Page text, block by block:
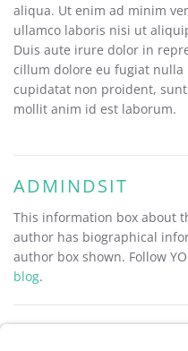
aliqua. Ut enim ad minim
ullamco laboris nisi ut
Duis aute irure dolor in
cillum dolore eu fugiat nulla
cupidatat non proident,
mollit anim id est laborum.
ADMINDSIT
This information box about
author has biographical
author box shown. Follow
blog.